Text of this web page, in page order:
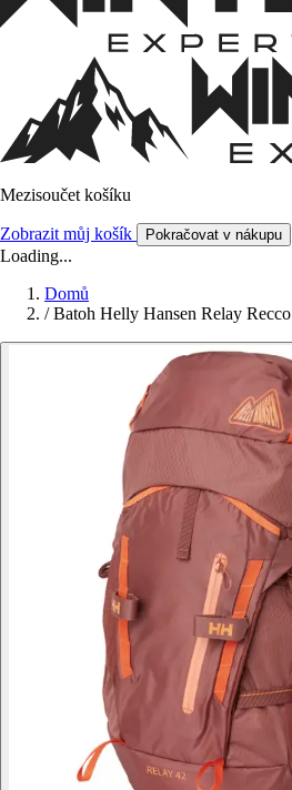
Mezisoučet košíku
Zobrazit můj košík Pokračovat v nákupu
Loading...
Domů
/ Batoh Helly Hansen Relay Recco